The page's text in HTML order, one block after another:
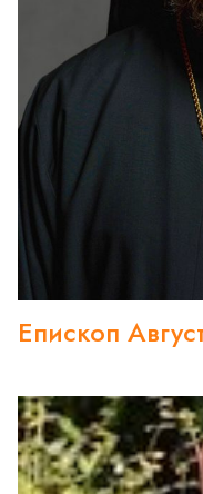
Епископ